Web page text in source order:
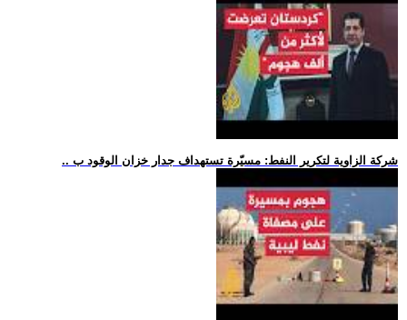
.. شركة الزاوية لتكرير النفط: مسيّرة تستهداف جدار خزان الوقود ب